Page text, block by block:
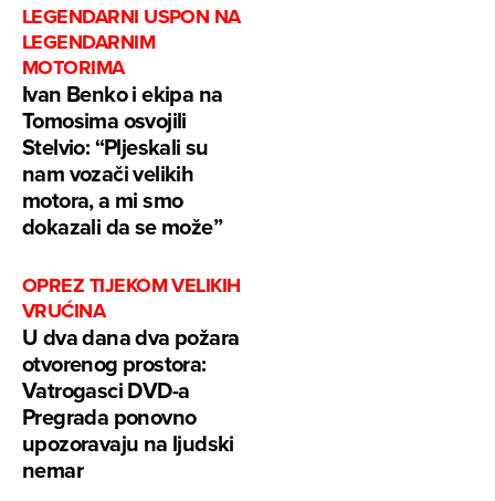
LEGENDARNI USPON NA
LEGENDARNIM
MOTORIMA
Ivan Benko i ekipa na
Tomosima osvojili
Stelvio: “Pljeskali su
nam vozači velikih
motora, a mi smo
dokazali da se može”
OPREZ TIJEKOM VELIKIH
VRUĆINA
U dva dana dva požara
otvorenog prostora:
Vatrogasci DVD-a
Pregrada ponovno
upozoravaju na ljudski
nemar